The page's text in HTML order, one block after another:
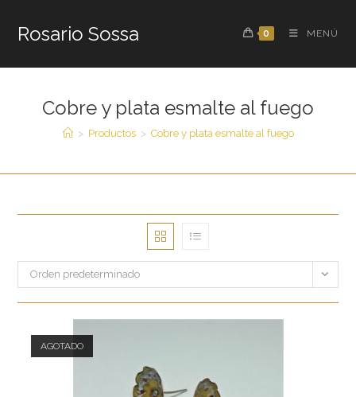
Rosario Sossa 0 MENÚ
Cobre y plata esmalte al fuego
> Productos > Cobre y plata esmalte al fuego
Orden predeterminado
AGOTADO